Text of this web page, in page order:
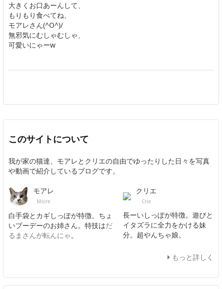
大きくお口あーんして、
もりもり食べてね、
モアレさん(^O^)/
無邪気にむしゃむしゃ、
可愛いにゃーw
このサイトについて
我が家の猫達、モアレとクリエの自由でゆったりした日々を写真
や動画で紹介しているブログです。
モアレ
Moire
白手袋とカギしっぽが特徴。ちょ
いブーデーのお姉さん。特技はだ
るまさんが転んにゃ。
クリエ
Crie
長ーいしっぽが特徴。遊びと
イタズラに全力をかける妹
分。超やんちゃ娘。
もっと詳しく